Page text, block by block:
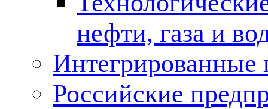
нефти, газа и
Российские